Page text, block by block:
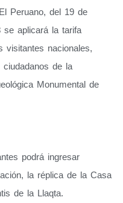
Peruano, del 19 de
se aplicará la tarifa
visitantes nacionales,
de la
Monumental de
podrá ingresar
la réplica de la Casa
de la Llaqta.